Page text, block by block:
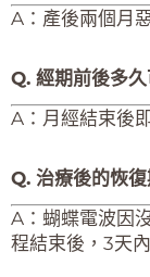
A：產後兩個月
Q. 經期前後多
A：月經結束後
Q. 治療後的恢
A：蝴蝶電波因
程結束後，3天